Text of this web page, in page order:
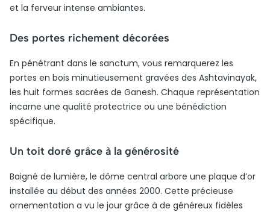
et la ferveur intense ambiantes.
Des portes richement décorées
En pénétrant dans le sanctum, vous remarquerez les
portes en bois minutieusement gravées des Ashtavinayak,
les huit formes sacrées de Ganesh. Chaque représentation
incarne une qualité protectrice ou une bénédiction
spécifique.
Un toit doré grâce à la générosité
Baigné de lumière, le dôme central arbore une plaque d’or
installée au début des années 2000. Cette précieuse
ornementation a vu le jour grâce à de généreux fidèles